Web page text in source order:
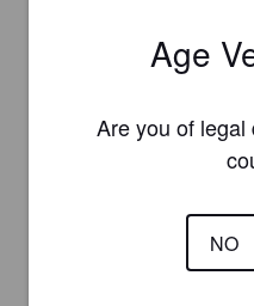
Age
Are you of
NO